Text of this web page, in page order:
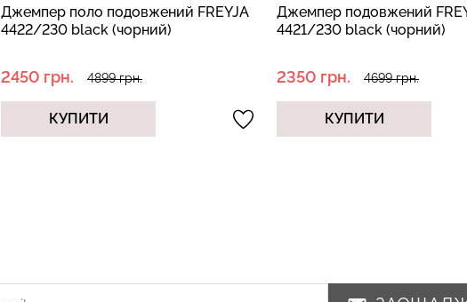
Джемпер поло подовжений FREYJA
4422/230 black (чорний)
2450 грн. 4899 грн.
КУПИТИ
Джемпер подовжений
4421/230 black (чорний)
2350 грн. 4699 грн.
КУПИТИ